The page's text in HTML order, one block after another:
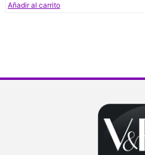
Añadir al carrito